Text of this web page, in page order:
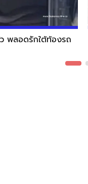
พลอดรักใต้ท้องรถ